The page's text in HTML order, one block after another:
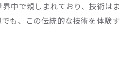
中で親しまれており、技術はま
も、この伝統的な技術を体験す